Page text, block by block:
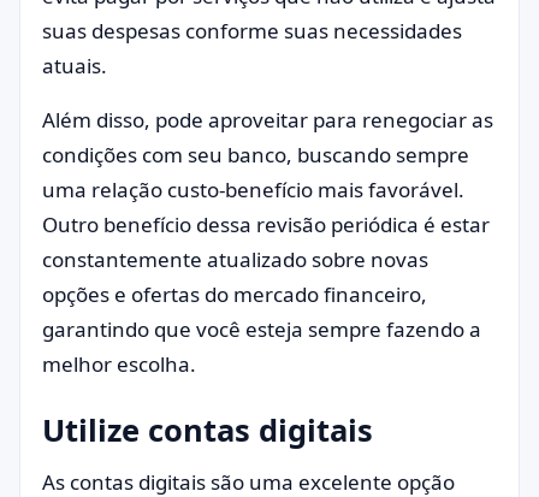
suas despesas conforme suas necessidades
atuais.
Além disso, pode aproveitar para renegociar as
condições com seu banco, buscando sempre
uma relação custo-benefício mais favorável.
Outro benefício dessa revisão periódica é estar
constantemente atualizado sobre novas
opções e ofertas do mercado financeiro,
garantindo que você esteja sempre fazendo a
melhor escolha.
Utilize contas digitais
As contas digitais são uma excelente opção